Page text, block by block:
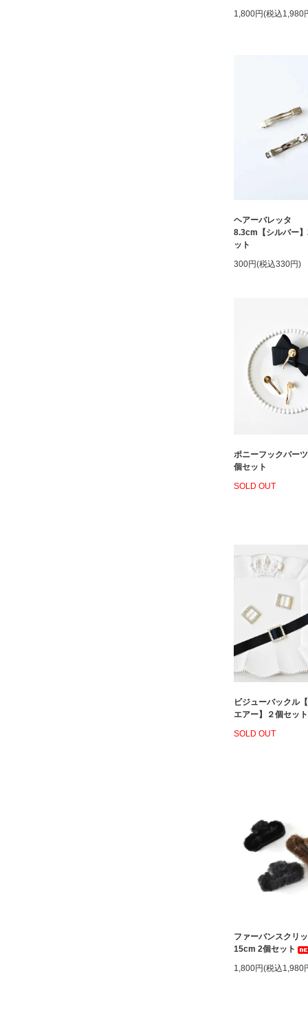
1,800円(税込1,980
ヘアーバレッタ
8.3cm【シルバー
ット
300円(税込330円)
ポニーフックパー
個セット
SOLD OUT
ビジューバックル
エアー】２個セット
SOLD OUT
ファーバンスク
15cm 2個セット
1,800円(税込1,980